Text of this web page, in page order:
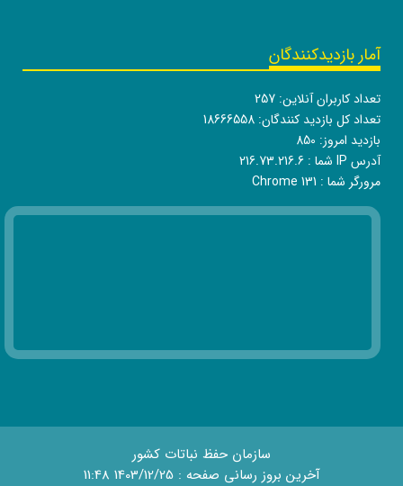
آمار بازدیدکنندگان
تعداد کاربران آنلاین: 257
تعداد کل بازدید کنندگان: 18666558
بازدید امروز: 850
آدرس IP شما :
216.73.216.6
مرورگر شما : Chrome 131
سازمان حفظ نباتات کشور
آخرین بروز رسانی صفحه : 1403/12/25 11:48